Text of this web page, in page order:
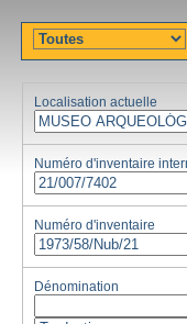
Localisation actuelle
Numéro d'inventaire
Numéro d'inventaire
Dénomination